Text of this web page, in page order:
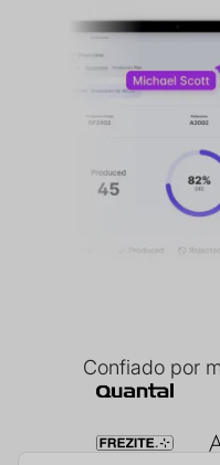
Confiado por